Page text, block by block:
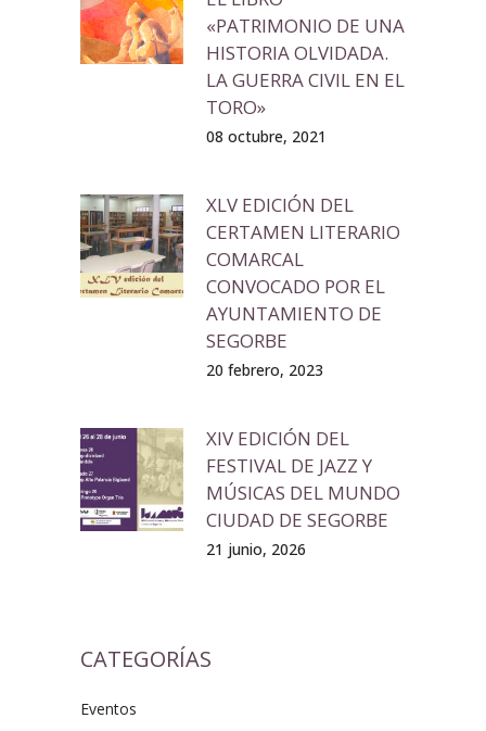
«PATRIMONIO DE UNA
HISTORIA OLVIDADA.
LA GUERRA CIVIL EN EL
TORO»
08 octubre, 2021
XLV EDICIÓN DEL
CERTAMEN LITERARIO
COMARCAL
CONVOCADO POR EL
AYUNTAMIENTO DE
SEGORBE
20 febrero, 2023
XIV EDICIÓN DEL
FESTIVAL DE JAZZ Y
MÚSICAS DEL MUNDO
CIUDAD DE SEGORBE
21 junio, 2026
CATEGORÍAS
Eventos